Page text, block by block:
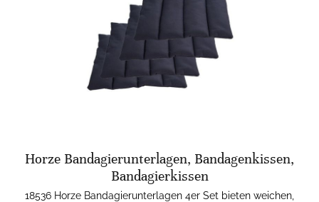
Horze Bandagierunterlagen, Bandagenkissen,
Bandagierkissen
18536 Horze Bandagierunterlagen 4er Set bieten weichen,